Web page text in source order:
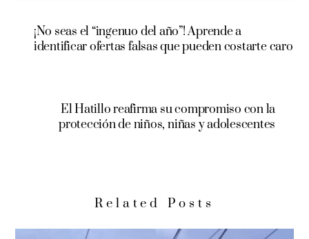
¡No seas el “ingenuo del año”! Aprende a
identificar ofertas falsas que pueden costarte caro
El Hatillo reafirma su compromiso con la
protección de niños, niñas y adolescentes
Related Posts